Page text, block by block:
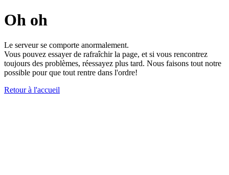
Oh oh
Le serveur se comporte anormalement.
Vous pouvez essayer de rafraîchir la page, et si vous rencontrez
toujours des problèmes, réessayez plus tard. Nous faisons tout notre
possible pour que tout rentre dans l'ordre!
Retour à l'accueil